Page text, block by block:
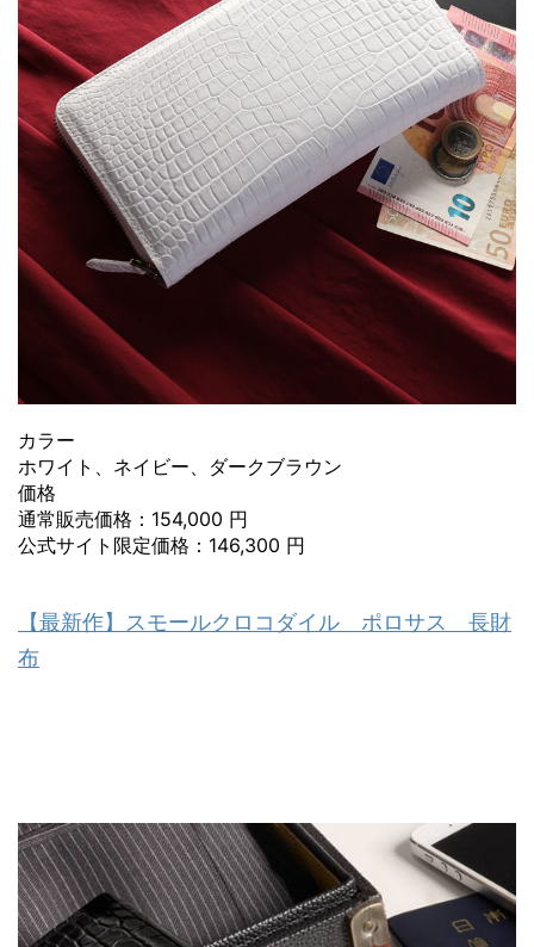
カラー
ホワイト、ネイビー、ダークブラウン
価格
通常販売価格：154,000 円
公式サイト限定価格：146,300 円
【最新作】スモールクロコダイル ポロサス 長財
布